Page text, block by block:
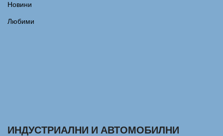
Новини
Любими
ИНДУСТРИАЛНИ И АВТОМОБИЛНИ